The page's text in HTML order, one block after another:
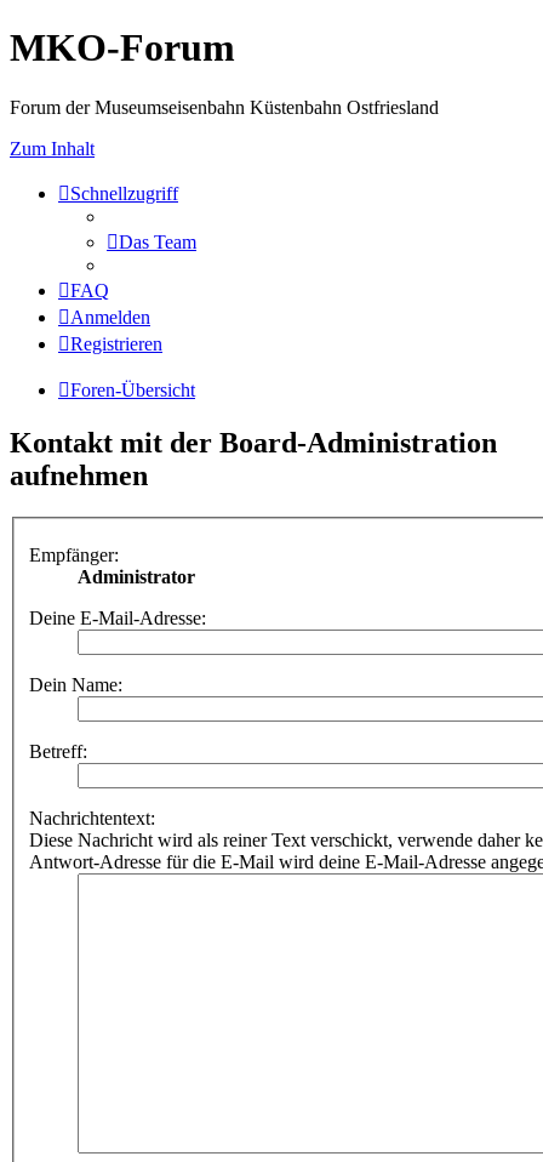
MKO-Forum
Forum der Museumseisenbahn Küstenbahn Ostfriesland
Zum Inhalt
Schnellzugriff
Das Team
FAQ
Anmelden
Registrieren
Foren-Übersicht
Kontakt mit der Board-Administration
aufnehmen
Empfänger:
Administrator
Deine E-Mail-Adresse:
Dein Name:
Betreff:
Nachrichtentext:
Diese Nachricht wird als reiner Text verschickt, verwende daher
Antwort-Adresse für die E-Mail wird deine E-Mail-Adresse